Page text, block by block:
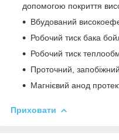
допомогою покриття
Вбудований
Робочий тиск бака
Робочий тиск
Проточний,
Магнієвий анод
Приховати